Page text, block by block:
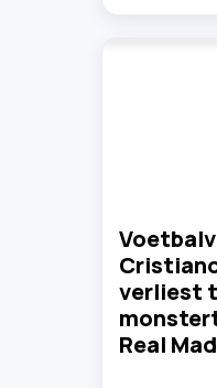
verliest
Real